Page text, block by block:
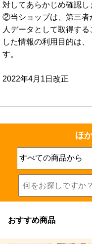
対してあらかじめ確認し
②当ショップは、第三者
人データとして取得す
した情報の利用目的は
す。
2022年4月1日改正
ほ
おすすめ商品